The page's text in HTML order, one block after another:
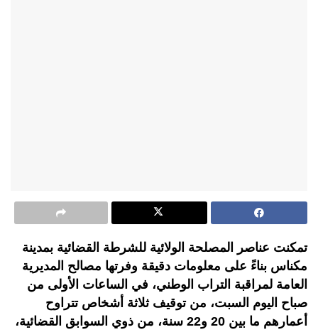
تمكنت عناصر المصلحة الولائية للشرطة القضائية بمدينة
مكناس بناءً على معلومات دقيقة وفرتها مصالح المديرية
العامة لمراقبة التراب الوطني، في الساعات الأولى من
صباح اليوم السبت، من توقيف ثلاثة أشخاص تتراوح
أعمارهم ما بين 20 و22 سنة، من ذوي السوابق القضائية،